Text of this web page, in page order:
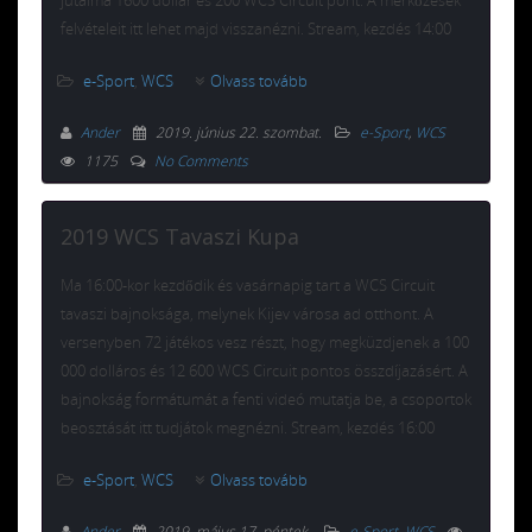
felvételeit itt lehet majd visszanézni. Stream, kezdés 14:00
e-Sport, WCS Olvass tovább
Ander 2019. június 22. szombat. e-Sport, WCS
1175
No Comments
2019 WCS Tavaszi Kupa
Ma 16:00-kor kezdődik és vasárnapig tart a WCS Circuit
tavaszi bajnoksága, melynek Kijev városa ad otthont. A
versenyben 72 játékos vesz részt, hogy megküzdjenek a 100
000 dolláros és 12 600 WCS Circuit pontos összdíjazásért. A
bajnokság formátumát a fenti videó mutatja be, a csoportok
beosztását itt tudjátok megnézni. Stream, kezdés 16:00
e-Sport, WCS Olvass tovább